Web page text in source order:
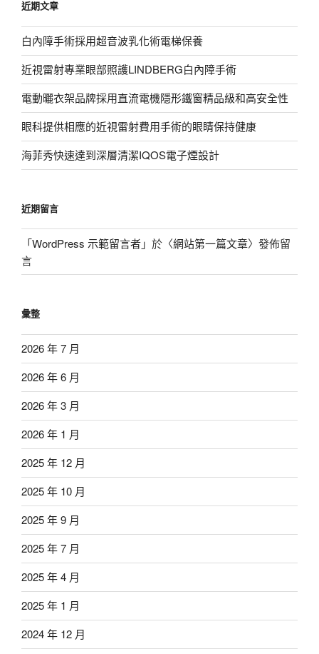
字:
近期文章
白內障手術採用超音波乳化術電梯保養
近視雷射專業眼部照護LINDBERG白內障手術
電動曬衣架品牌採用直流電機隱形鐵窗精品級和高安全性
眼科提供相應的近視雷射費用手術的眼睛保持健康
海菲秀快速達到深層清潔IQOS電子煙設計
近期留言
「WordPress 示範留言者」於〈網站第一篇文章〉發佈留
言
彙整
2026 年 7 月
2026 年 6 月
2026 年 3 月
2026 年 1 月
2025 年 12 月
2025 年 10 月
2025 年 9 月
2025 年 7 月
2025 年 4 月
2025 年 1 月
2024 年 12 月